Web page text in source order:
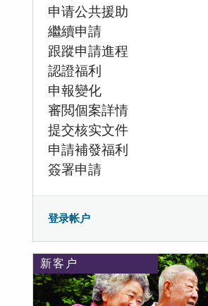
申请公共援助
繼續申請
跟蹤申請進程
認證福利
申報變化
審閲個案詳情
提交核实文件
申請補發福利
簽署申請
登录帐户
新客户